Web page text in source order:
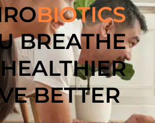
BIOTICS
BREATHE
HEALTHIER
BETTER